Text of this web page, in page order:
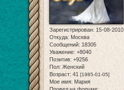
Зарегистрирован: 15-08-2010
Откуда: Москва
Сообщений: 18305
Уважение: +8040
Позитив: +9256
Пол: Женский
Возраст: 41[1985-01-05]
Мое имя: Мария